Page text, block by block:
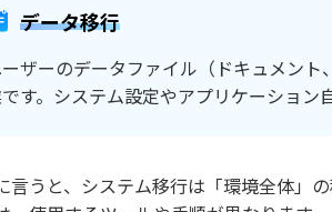
データ移行
ザーのデータファイル（ドキュメン
す。システム設定やアプリケーション
言うと、システム移行は「環境全体」